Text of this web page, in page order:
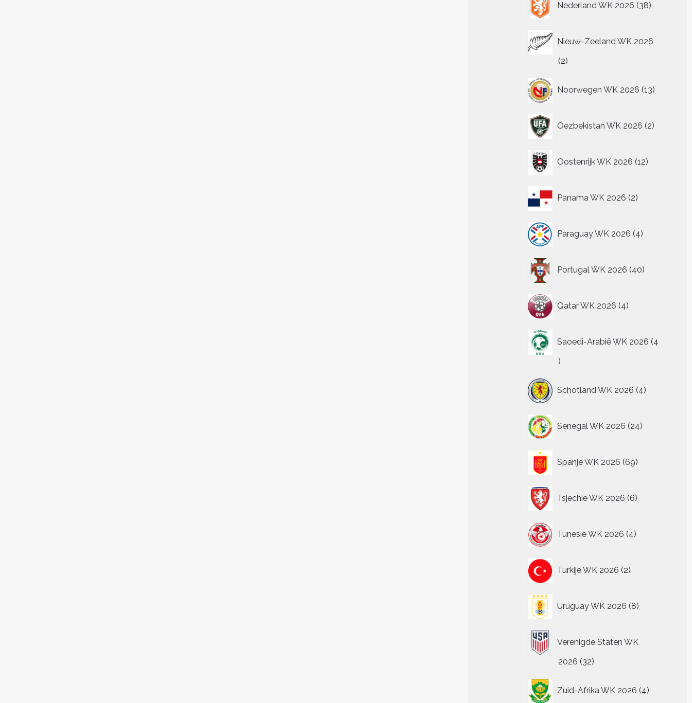
Nederland WK 2026 38
producten
Nieuw-Zeeland WK 2026
22
Noorwegen WK 2026 13
producten
Oezbekistan WK 2026 2
producten
Oostenrijk WK 2026 12
producten
Panama WK 2026 2
producten
Paraguay WK 2026 4
producten
Portugal WK 2026 40
producten
Qatar WK 2026 4
producten
Saoedi-Arabië WK 2026 4
4
Schotland WK 2026 4
producten
Senegal WK 2026 24
producten
Spanje WK 2026 69
producten
Tsjechië WK 2026 6
producten
Tunesië WK 2026 4
producten
Turkije WK 2026 2
producten
Uruguay WK 2026 8
producten
Verenigde Staten WK
2026 3232
Zuid-Afrika WK 2026 4
producten